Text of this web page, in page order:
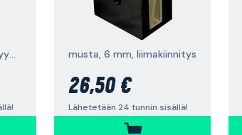
valkoinen, universal, myymäläpakattu musta, 6 mm, liimakiinnitys
26,50 €
Lähetetään 24 tunnin sisällä!